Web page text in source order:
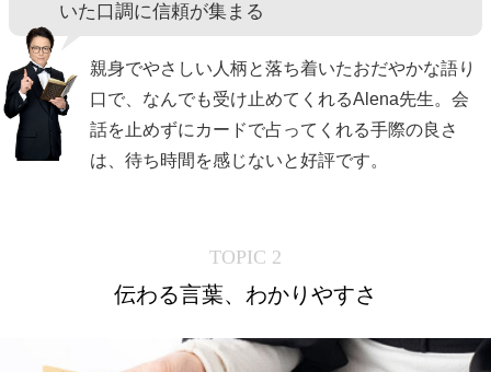
いた口調に信頼が集まる
親身でやさしい人柄と落ち着いたおだやかな語り
口で、なんでも受け止めてくれるAlena先生。会
話を止めずにカードで占ってくれる手際の良さ
は、待ち時間を感じないと好評です。
TOPIC 2
伝わる言葉、わかりやすさ